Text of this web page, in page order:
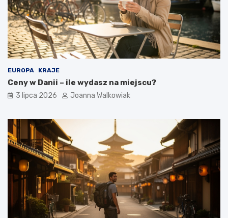
EUROPA KRAJE
Ceny w Danii – ile wydasz na miejscu?
3 lipca 2026 Joanna Walkowiak